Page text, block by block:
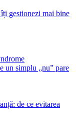
gestionezi mai bine
un simplu „nu” pare
de ce evitarea